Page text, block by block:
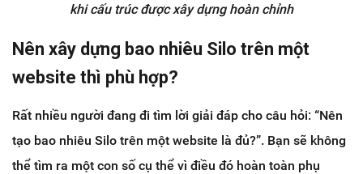
khi cấu trúc được xây dựng hoàn chỉnh
Nên xây dựng bao nhiêu Silo trên một
website thì phù hợp?
Rất nhiều người đang đi tìm lời giải đáp cho câu hỏi: “Nên
tạo bao nhiêu Silo trên một website là đủ?”. Bạn sẽ không
thể tìm ra một con số cụ thể vì điều đó hoàn toàn phụ